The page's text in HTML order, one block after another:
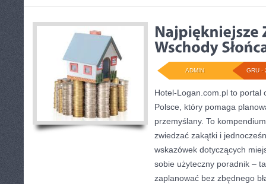
GRU -
ADMIN
Hotel-Logan.com.pl to portal
Polsce, który pomaga
przemyślany. To
zwiedzać zakątki i
wskazówek dotyczących
sobie użyteczny poradnik –
zaplanować bez zbędnego